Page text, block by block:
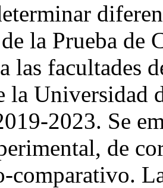
la Prueba de
las facultades
la Universidad
2023. Se
de
comparativo.